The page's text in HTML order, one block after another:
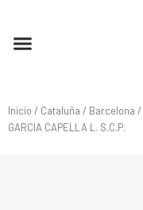
Inicio / Cataluña / Barcelona /
GARCIA CAPELLA L. S.C.P.